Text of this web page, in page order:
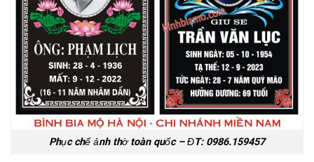
Phục chế ảnh thờ toàn quốc – ĐT: 0986.159457